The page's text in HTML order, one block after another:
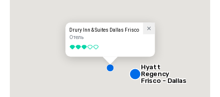
Drury Inn & Suites Dallas Frisco
Отель
3 из 5
Hyatt
Regency
Frisco - Dallas